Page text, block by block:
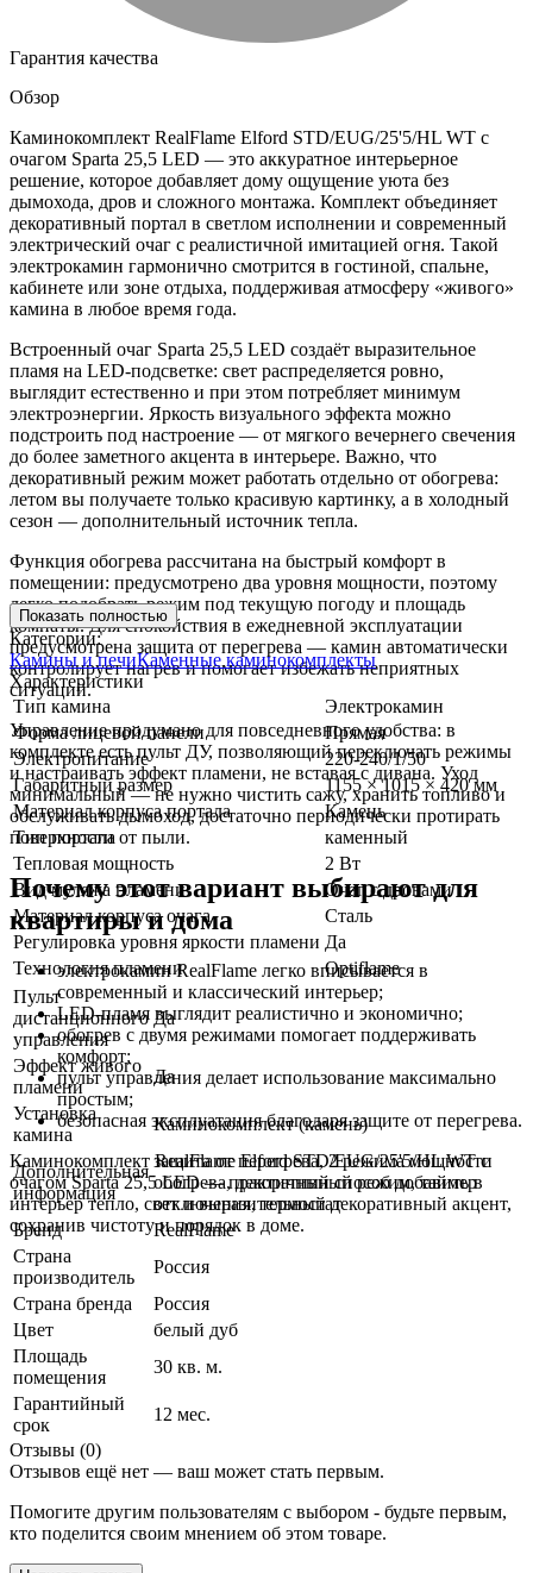
Гарантия качества
Обзор
Каминокомплект RealFlame Elford STD/EUG/25'5/HL WT с
очагом Sparta 25,5 LED — это аккуратное интерьерное
решение, которое добавляет дому ощущение уюта без
дымохода, дров и сложного монтажа. Комплект объединяет
декоративный портал в светлом исполнении и современный
электрический очаг с реалистичной имитацией огня. Такой
электрокамин гармонично смотрится в гостиной, спальне,
кабинете или зоне отдыха, поддерживая атмосферу «живого»
камина в любое время года.
Встроенный очаг Sparta 25,5 LED создаёт выразительное
пламя на LED-подсветке: свет распределяется ровно,
выглядит естественно и при этом потребляет минимум
электроэнергии. Яркость визуального эффекта можно
подстроить под настроение — от мягкого вечернего свечения
до более заметного акцента в интерьере. Важно, что
декоративный режим может работать отдельно от обогрева:
летом вы получаете только красивую картинку, а в холодный
сезон — дополнительный источник тепла.
Функция обогрева рассчитана на быстрый комфорт в
помещении: предусмотрено два уровня мощности, поэтому
легко подобрать режим под текущую погоду и площадь
комнаты. Для спокойствия в ежедневной эксплуатации
предусмотрена защита от перегрева — камин автоматически
контролирует нагрев и помогает избежать неприятных
ситуаций.
Управление продумано для повседневного удобства: в
комплекте есть пульт ДУ, позволяющий переключать режимы
и настраивать эффект пламени, не вставая с дивана. Уход
минимальный — не нужно чистить сажу, хранить топливо и
обслуживать дымоход, достаточно периодически протирать
поверхности от пыли.
Почему этот вариант выбирают для
квартиры и дома
электрокамин RealFlame легко вписывается в
современный и классический интерьер;
LED-пламя выглядит реалистично и экономично;
обогрев с двумя режимами помогает поддерживать
комфорт;
пульт управления делает использование максимально
простым;
безопасная эксплуатация благодаря защите от перегрева.
Каминокомплект RealFlame Elford STD/EUG/25'5/HL WT с
очагом Sparta 25,5 LED — практичный способ добавить в
интерьер тепло, свет и выразительный декоративный акцент,
сохранив чистоту и порядок в доме.
Показать полностью
Категории:
Камины и печиКаменные каминокомплекты
Характеристики
Тип камина
Электрокамин
Форма лицевой панели
Прямая
Электропитание
220-240/1/50
Габаритный размер
1155 × 1015 × 420 мм
Материал корпуса портала
Камень
Тип портала
каменный
Тепловая мощность
2 Вт
Вид муляжа пламени
Очаг с дровами
Материал корпуса очага
Сталь
Регулировка уровня яркости пламени Да
Технология пламени
Optiflame
Пульт
дистанционного
управления
Да
Эффект живого
пламени
Да
Установка
камина
Каминокомплект (камень)
Дополнительная
информация
защита от перегрева, 2 режима мощности
обогрева, декоративный режим, таймер
отключения, термостат
Бренд
RealFlame
Страна
производитель
Россия
Страна бренда
Россия
Цвет
белый дуб
Площадь
помещения
30 кв. м.
Гарантийный
срок
12 мес.
Отзывы (0)
Отзывов ещё нет — ваш может стать первым.
Помогите другим пользователям с выбором - будьте первым,
кто поделится своим мнением об этом товаре.